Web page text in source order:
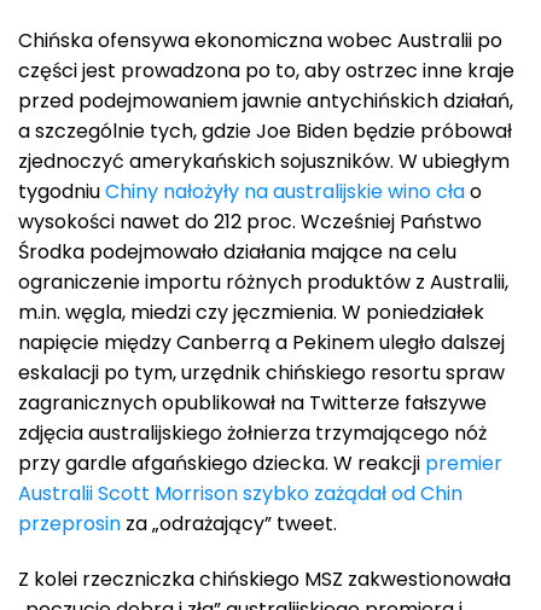
Chińska ofensywa ekonomiczna wobec Australii po
części jest prowadzona po to, aby ostrzec inne kraje
przed podejmowaniem jawnie antychińskich działań,
a szczególnie tych, gdzie Joe Biden będzie próbował
zjednoczyć amerykańskich sojuszników. W ubiegłym
tygodniuChiny nałożyły na australijskie wino cłao
wysokości nawet do 212 proc. Wcześniej Państwo
Środka podejmowało działania mające na celu
ograniczenie importu różnych produktów z Australii,
m.in. węgla, miedzi czy jęczmienia. W poniedziałek
napięcie między Canberrą a Pekinem uległo dalszej
eskalacji po tym, urzędnik chińskiego resortu spraw
zagranicznych opublikował na Twitterze fałszywe
zdjęcia australijskiego żołnierza trzymającego nóż
przy gardle afgańskiego dziecka. W reakcji premier
Australii Scott Morrison szybko zażądał od Chin
przeprosin za „odrażający” tweet.
Z kolei rzeczniczka chińskiego MSZ zakwestionowała